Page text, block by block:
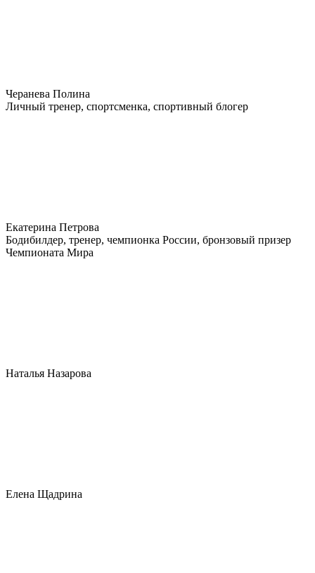
Черанева Полина
Личный тренер, спортсменка, спортивный блогер
Екатерина Петрова
Бодибилдер, тренер, чемпионка России, бронзовый призер
Чемпионата Мира
Наталья Назарова
Елена Щадрина